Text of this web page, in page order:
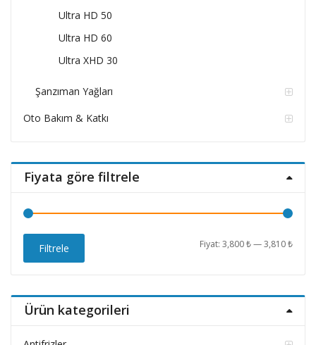
Ultra HD 50
Ultra HD 60
Ultra XHD 30
Şanzıman Yağları
Oto Bakım & Katkı
Fiyata göre filtrele
En
En
Filtrele Fiyat:3,800 ₺—3,810 ₺
Ürün kategorileri